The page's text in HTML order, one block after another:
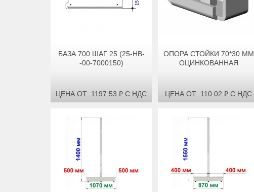
БАЗА 700 ШАГ 25 (25-НВ-
-00-7000150)
ЦЕНА ОТ: 1197.53 ₽ С НДС
ОПОРА СТОЙКИ 70*30 ММ
ОЦИНКОВАННАЯ
ЦЕНА ОТ: 110.02 ₽ С НДС